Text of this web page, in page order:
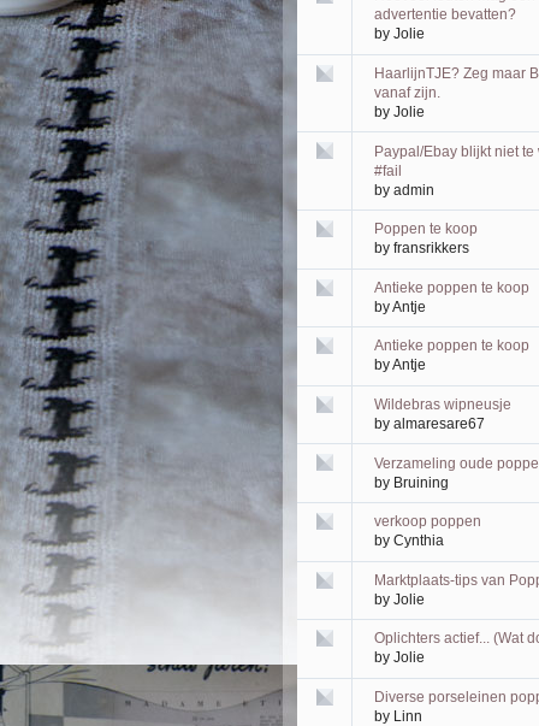
advertentie bevatten?
by Jolie
HaarlijnTJE? Zeg maar
vanaf zijn.
by Jolie
Paypal/Ebay blijkt niet
#fail
by admin
Poppen te koop
by fransrikkers
Antieke poppen te koop
byAntje
Antieke poppen te koop
byAntje
Wildebras wipneusje
by almaresare67
Verzameling oude
by Bruining
verkoop poppen
by Cynthia
Marktplaats-tips van
by Jolie
Oplichters actief... (Wat
by Jolie
Diverse porseleinen
by Linn